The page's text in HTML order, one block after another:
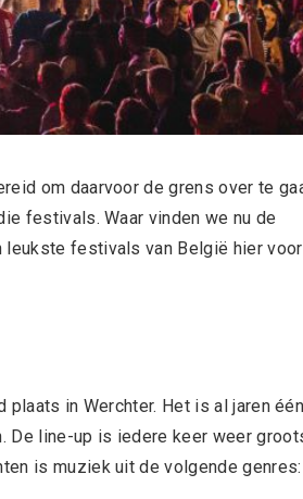
om daarvoor de grens over te
festivals. Waar vinden we nu de
festivals van België hier voor
in Werchter. Het is al jaren
De line-up is iedere keer weer
is muziek uit de volgende genres: